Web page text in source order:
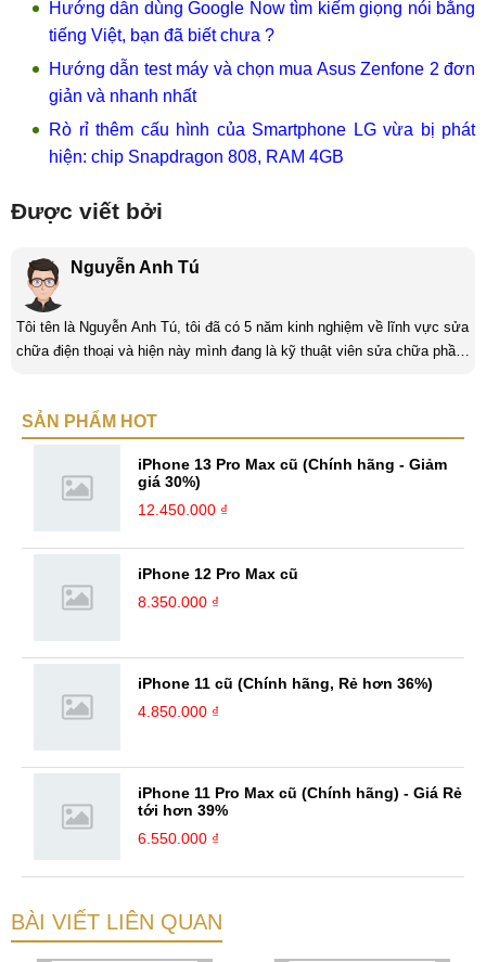
Hướng dẫn dùng Google Now tìm kiếm giọng nói bằng
tiếng Việt, bạn đã biết chưa ?
Hướng dẫn test máy và chọn mua Asus Zenfone 2 đơn
giản và nhanh nhất
Rò rỉ thêm cấu hình của Smartphone LG vừa bị phát
hiện: chip Snapdragon 808, RAM 4GB
Được viết bởi
Nguyễn Anh Tú
Tôi tên là Nguyễn Anh Tú, tôi đã có 5 năm kinh nghiệm về lĩnh vực sửa
chữa điện thoại và hiện này mình đang là kỹ thuật viên sửa chữa phần
thách và là một người đam mê công nghệ tôi luôn thích tìm tòi những
SẢN PHẨM HOT
iPhone 13 Pro Max cũ (Chính hãng - Giảm
giá 30%)
12.450.000 ₫
iPhone 12 Pro Max cũ
8.350.000 ₫
iPhone 11 cũ (Chính hãng, Rẻ hơn 36%)
4.850.000 ₫
iPhone 11 Pro Max cũ (Chính hãng) - Giá Rẻ
tới hơn 39%
6.550.000 ₫
BÀI VIẾT LIÊN QUAN